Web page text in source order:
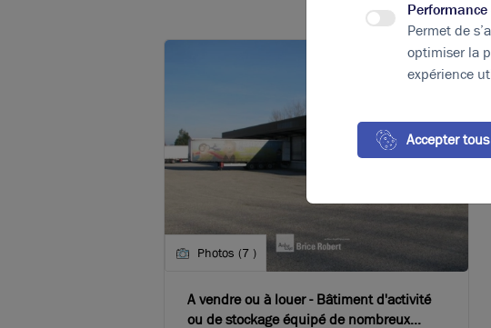
Photos (7 )
A vendre ou à louer - Bâtiment d'activité
ou de stockage équipé de nombreux
Permet de
optimiser la
expérience
Accepter